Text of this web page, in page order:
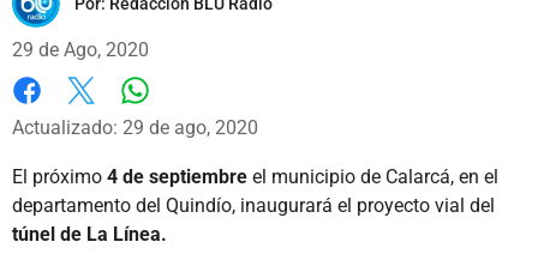
29 de Ago, 2020
Facebook
X
Actualizado: 29 de ago, 2020
El próximo 4 de septiembre el municipio de Calarcá, en el
departamento del Quindío, inaugurará el proyecto vial del
túnel de La Línea.